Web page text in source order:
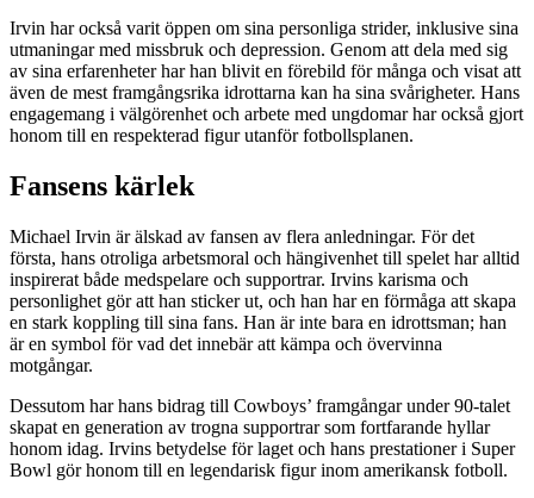
Irvin har också varit öppen om sina personliga strider, inklusive sina
utmaningar med missbruk och depression. Genom att dela med sig
av sina erfarenheter har han blivit en förebild för många och visat att
även de mest framgångsrika idrottarna kan ha sina svårigheter. Hans
engagemang i välgörenhet och arbete med ungdomar har också gjort
honom till en respekterad figur utanför fotbollsplanen.
Fansens kärlek
Michael Irvin är älskad av fansen av flera anledningar. För det
första, hans otroliga arbetsmoral och hängivenhet till spelet har alltid
inspirerat både medspelare och supportrar. Irvins karisma och
personlighet gör att han sticker ut, och han har en förmåga att skapa
en stark koppling till sina fans. Han är inte bara en idrottsman; han
är en symbol för vad det innebär att kämpa och övervinna
motgångar.
Dessutom har hans bidrag till Cowboys’ framgångar under 90-talet
skapat en generation av trogna supportrar som fortfarande hyllar
honom idag. Irvins betydelse för laget och hans prestationer i Super
Bowl gör honom till en legendarisk figur inom amerikansk fotboll.